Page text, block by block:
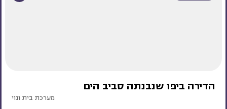
הדירה ביפו שנבנתה סביב הים
מערכת בית ונוי